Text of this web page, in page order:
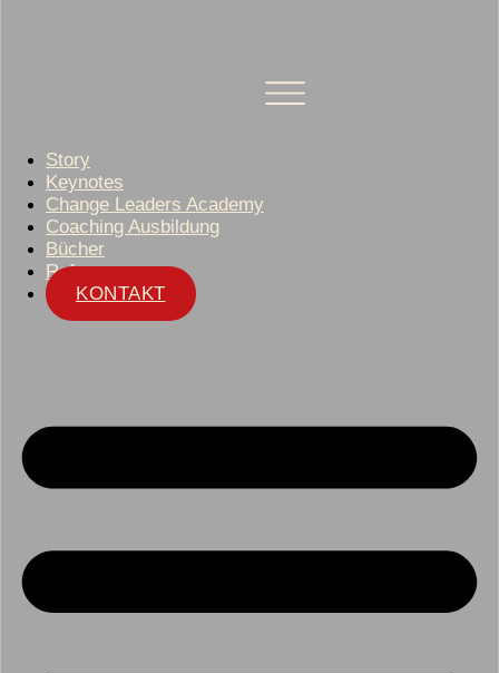
Story
Keynotes
Change Leaders Academy
Coaching Ausbildung
Bücher
Referenzen
KONTAKT